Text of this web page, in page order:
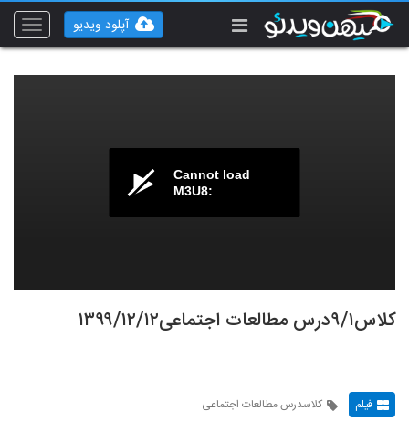
Toggle
آپلود ویدیو
Cannot load
M3U8:
کلاس۹/۱درس مطالعات اجتماعی۱۳۹۹/۱۲/۱۲
فیلم کلاسدرس مطالعات اجتماعی